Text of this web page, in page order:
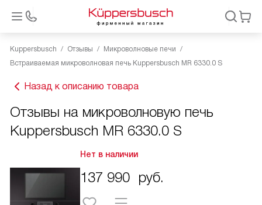
Kuppersbusch Отзывы
Микроволновые печи
Встраиваемая микроволновая печь Kuppersbusch MR 6330.0 S
Назад к описанию товара
Отзывы на микроволновую печь
Kuppersbusch MR 6330.0 S
Нет в наличии
137 990 руб.